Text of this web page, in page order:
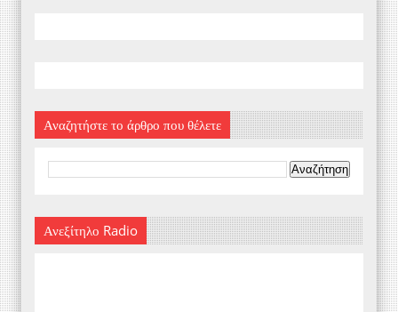
Αναζητήστε το άρθρο που θέλετε
Ανεξίτηλο Radio